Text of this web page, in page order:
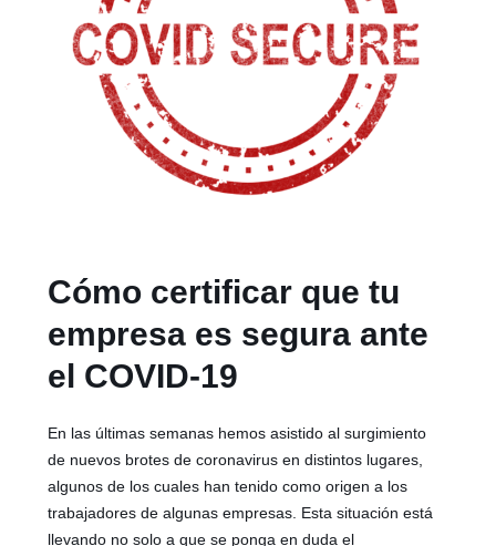
Cómo certificar que tu
empresa es segura ante
el COVID-19
En las últimas semanas hemos asistido al surgimiento
de nuevos brotes de coronavirus en distintos lugares,
algunos de los cuales han tenido como origen a los
trabajadores de algunas empresas. Esta situación está
llevando no solo a que se ponga en duda el